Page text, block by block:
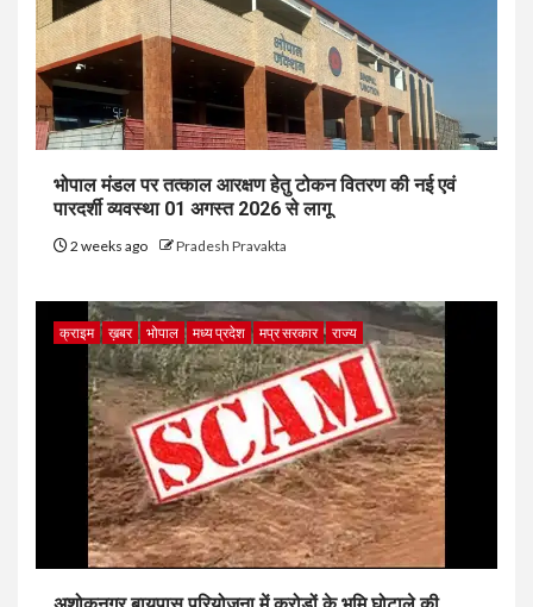
भोपाल मंडल पर तत्काल आरक्षण हेतु टोकन वितरण की नई एवं
पारदर्शी व्यवस्था 01 अगस्त 2026 से लागू
2 weeks ago Pradesh Pravakta
क्राइम ख़बर भोपाल मध्य प्रदेश मप्र सरकार राज्य